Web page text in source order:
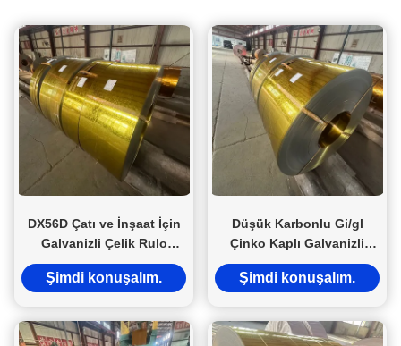
DX56D Çatı ve İnşaat İçin
Galvanizli Çelik Rulo
Bobini Çinko Kaplı Rulo
Şimdi konuşalım.
Düşük Karbonlu Gi/gl
Çinko Kaplı Galvanizli
Çelik Yuvarlak 1.6*1220mm
Soğuk Çelik Düzenli
Şimdi konuşalım.